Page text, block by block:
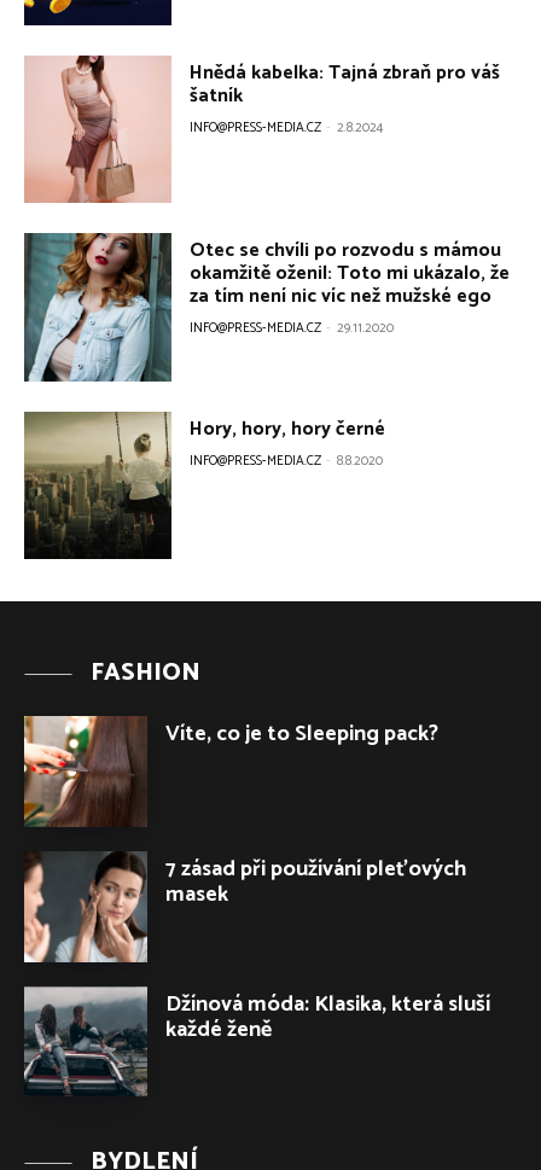
FASHION
Víte, co je to Sleeping pack?
7 zásad při používání pleťových
masek
Džínová móda: Klasika, která sluší
každé ženě